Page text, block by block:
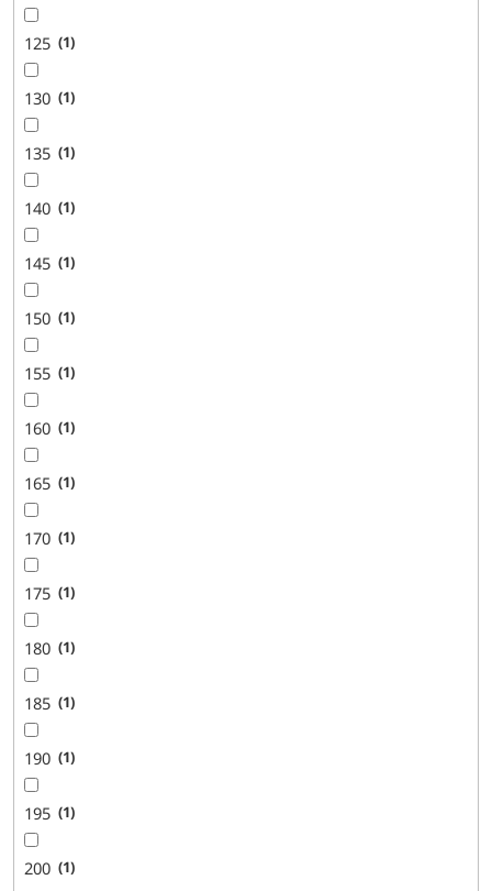
125 1
130 1
135 1
140 1
145 1
150 1
155 1
160 1
165 1
170 1
175 1
180 1
185 1
190 1
195 1
200 1